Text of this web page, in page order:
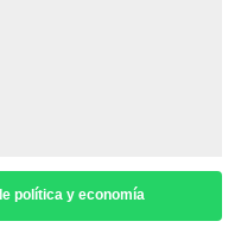
política y economía